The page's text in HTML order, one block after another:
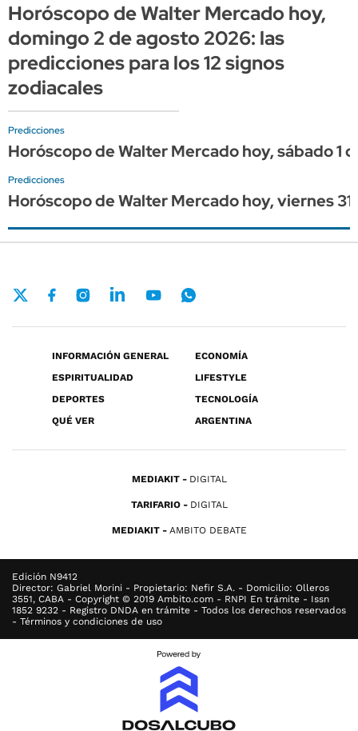
Horóscopo de Walter Mercado hoy,
domingo 2 de agosto 2026: las
predicciones para los 12 signos
zodiacales
Predicciones
Horóscopo de Walter Mercado hoy, sábado 1
Predicciones
Horóscopo de Walter Mercado hoy, viernes
INFORMACIÓN GENERAL
ECONOMÍA
ESPIRITUALIDAD
LIFESTYLE
DEPORTES
TECNOLOGÍA
QUÉ VER
ARGENTINA
MEDIAKIT DIGITAL
TARIFARIO DIGITAL
MEDIAKIT AMBITO DEBATE
Edición N9412
Director: Gabriel Morini - Propietario: Nefir S.A. - Domicilio: Olleros
3551, CABA - Copyright © 2019 Ambito.com - RNPI En trámite - Issn
1852 9232 - Registro DNDA en trámite - Todos los derechos reservados
- Términos y condiciones de uso